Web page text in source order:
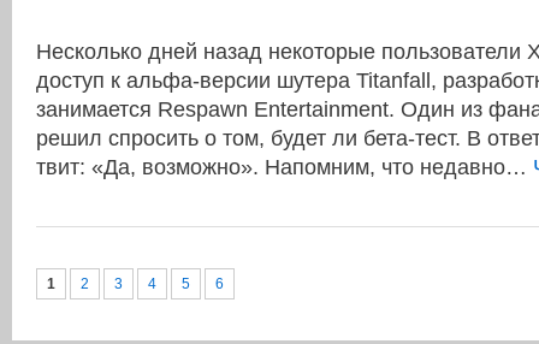
Несколько дней назад некоторые пользователи
доступ к альфа-версии шутера Titanfall,
занимается Respawn Entertainment. Один из
решил спросить о том, будет ли бета-тест. В
твит: «Да, возможно». Напомним, что недавно…
1 2 3 4 5 6